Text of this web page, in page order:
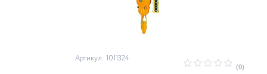
Артикул: 1011324
(0)